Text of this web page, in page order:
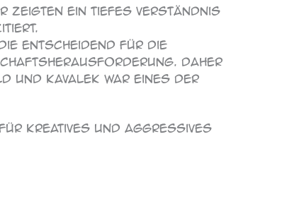
zeigten ein tiefes Verständnis
entscheidend für die
Daher
und Kavalek war eines der
kreatives und aggressives